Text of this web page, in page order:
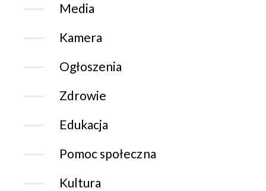
Media
Kamera
Ogłoszenia
Zdrowie
Edukacja
Pomoc społeczna
Kultura